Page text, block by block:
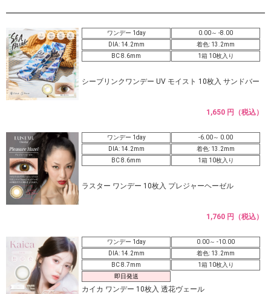
ワンデー 1day
0.00～ -8.00
DIA: 14.2mm
着色: 13.2mm
BC 8.6mm
1箱 10枚入り
シーブリンクワンデー UV モイスト 10枚入 サンドバー
1,650 円（税込）
ワンデー 1day
-6.00～ 0.00
DIA: 14.2mm
着色: 13.2mm
BC 8.6mm
1箱 10枚入り
ラスター ワンデー 10枚入 プレジャーヘーゼル
1,760 円（税込）
ワンデー 1day
0.00～ -10.00
DIA: 14.2mm
着色: 13.2mm
BC 8.7mm
1箱 10枚入り
即日発送
カイカ ワンデー 10枚入 透花ヴェール